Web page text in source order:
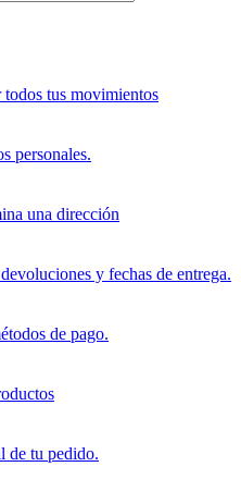
tus movimientos
personales.
una dirección
y fechas de entrega.
de pago.
de tu pedido.